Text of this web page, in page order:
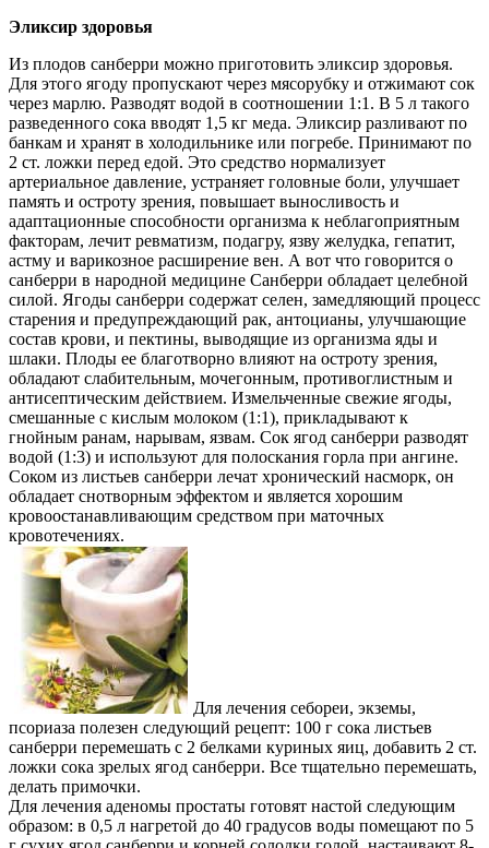
Эликсир здоровья
Из плодов санберри можно приготовить эликсир здоровья.
Для этого ягоду пропускают через мясорубку и отжимают сок
через марлю. Разводят водой в соотношении 1:1. В 5 л такого
разведенного сока вводят 1,5 кг меда. Эликсир разливают по
банкам и хранят в холодильнике или погребе. Принимают по
2 ст. ложки перед едой. Это средство нормализует
артериальное давление, устраняет головные боли, улучшает
память и остроту зрения, повышает выносливость и
адаптационные способности организма к неблагоприятным
факторам, лечит ревматизм, подагру, язву желудка, гепатит,
астму и варикозное расширение вен. А вот что говорится о
санберри в народной медицине Санберри обладает целебной
силой. Ягоды санберри содержат селен, замедляющий процесс
старения и предупреждающий рак, антоцианы, улучшающие
состав крови, и пектины, выводящие из организма яды и
шлаки. Плоды ее благотворно влияют на остроту зрения,
обладают слабительным, мочегонным, противоглистным и
антисептическим действием. Измельченные свежие ягоды,
смешанные с кислым молоком (1:1), прикладывают к
гнойным ранам, нарывам, язвам. Сок ягод санберри разводят
водой (1:3) и используют для полоскания горла при ангине.
Соком из листьев санберри лечат хронический насморк, он
обладает снотворным эффектом и является хорошим
кровоостанавливающим средством при маточных
кровотечениях.
Для лечения себореи, экземы,
псориаза полезен следующий рецепт: 100 г сока листьев
санберри перемешать с 2 белками куриных яиц, добавить 2 ст.
ложки сока зрелых ягод санберри. Все тщательно перемешать,
делать примочки.
Для лечения аденомы простаты готовят настой следующим
образом: в 0,5 л нагретой до 40 градусов воды помещают по 5